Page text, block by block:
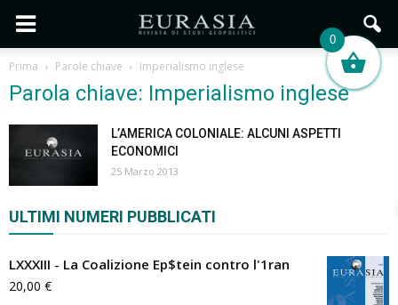
Prima Parole chiave Imperialismo inglese
Parola chiave: Imperialismo inglese
L’AMERICA COLONIALE: ALCUNI ASPETTI
ECONOMICI
25 Marzo 2013
ULTIMI NUMERI PUBBLICATI
LXXXIII - La Coalizione Ep$tein contro l'1ran
20,00 €
0